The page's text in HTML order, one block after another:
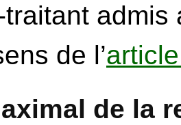
de l’
de la